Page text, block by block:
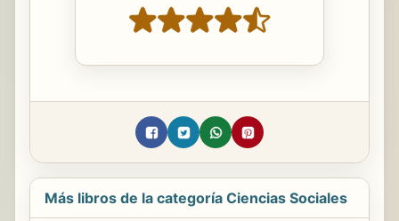
Más libros de la categoría Ciencias Sociales